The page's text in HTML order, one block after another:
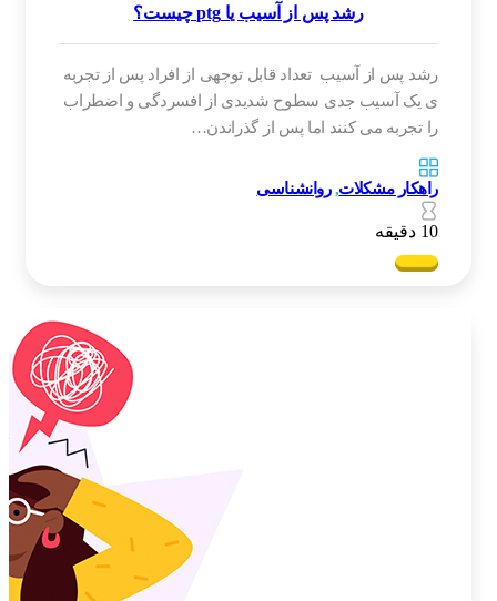
رشد پس از آسیب یا ptg چیست؟
رشد پس از آسیب تعداد قابل توجهی از افراد پس از تجربه
ی یک آسیب جدی سطوح شدیدی از افسردگی و اضطراب
را تجربه می کنند اما پس از گذراندن…
راهکار مشکلات,روانشناسی